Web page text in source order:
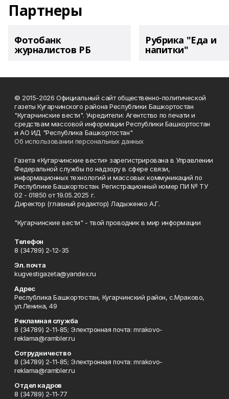
Партнеры
Фотобанк
журналистов РБ
Рубрика "Еда и
напитки"
© 2015-2026 Официальный сайт общественно-политической
газеты Кугарчинского района Республики Башкортостан
"Кугарчинские вести". Учредители: Агентство по печати и
средствам массовой информации Республики Башкортостан
и АО ИД "Республика Башкортостан"
Об использовании персональных данных
Газета «Кугарчинские вести» зарегистрирована в Управлении
Федеральной службы по надзору в сфере связи,
информационных технологий и массовых коммуникаций по
Республике Башкортостан. Регистрационный номер ПИ № ТУ
02 - 01850 от 19.05.2025 г.
Директор (главный редактор) Ладыженко А.Г.
"Кугарчинские вести" - твой проводник в мир информации
Телефон
8 (34789) 2-12-35
Эл. почта
kugvestigazeta@yandex.ru
Адрес
Республика Башкортостан, Кугарчинский район, с.Мраково,
ул.Ленина, 49
Рекламная служба
8 (34789) 2-11-85; Электронная почта: mrakovo-
reklama@rambler.ru
Сотрудничество
8 (34789) 2-11-85; Электронная почта: mrakovo-
reklama@rambler.ru
Отдел кадров
8 (34789) 2-11-77